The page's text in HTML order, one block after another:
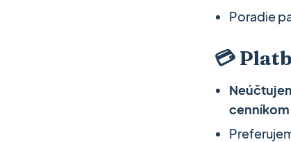
Poradie
💳
cenníkom